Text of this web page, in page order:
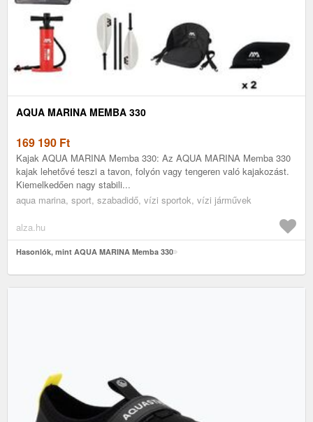
AQUA MARINA MEMBA 330
169 190 Ft
Kajak AQUA MARINA Memba 330: Az AQUA MARINA Memba 330
kajak lehetővé teszi a tavon, folyón vagy tengeren való kajakozást.
Kiemelkedően nagy stabili...
aqua marina, sport, szabadidő, vízi sportok, vízi járművek
alza.hu
Hasonlók, mint AQUA MARINA Memba 330